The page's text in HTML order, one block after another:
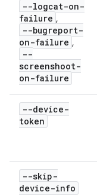
--logcat-on-
failure ,
--bugreport-
on-failure ,
--
screenshoot-
on-failure
--device-
token
--skip-
device-info